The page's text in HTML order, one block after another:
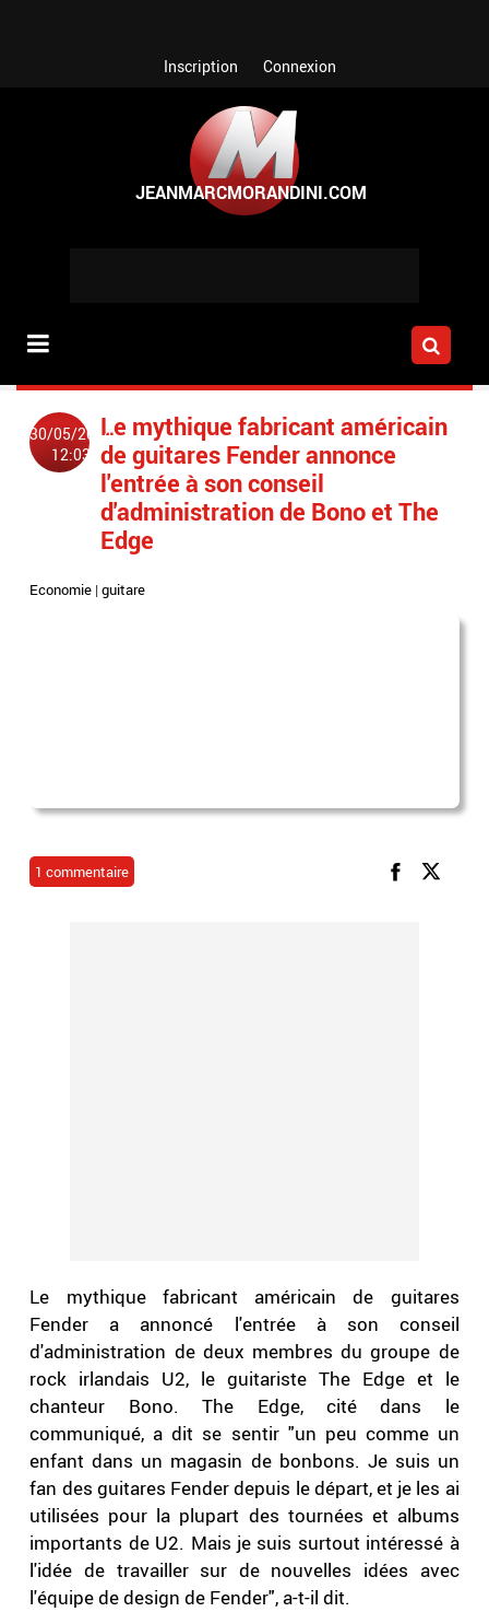
Inscription Connexion
30/05/2014
12:03
Le mythique fabricant américain
de guitares Fender annonce
l'entrée à son conseil
d'administration de Bono et The
Edge
Economie |guitare
1 commentaire
Le mythique fabricant américain de guitares
Fender a annoncé l'entrée à son conseil
d'administration de deux membres du groupe de
rock irlandais U2, le guitariste The Edge et le
chanteur Bono. The Edge, cité dans le
communiqué, a dit se sentir "un peu comme un
enfant dans un magasin de bonbons. Je suis un
fan des guitares Fender depuis le départ, et je les ai
utilisées pour la plupart des tournées et albums
importants de U2. Mais je suis surtout intéressé à
l'idée de travailler sur de nouvelles idées avec
l'équipe de design de Fender", a-t-il dit.